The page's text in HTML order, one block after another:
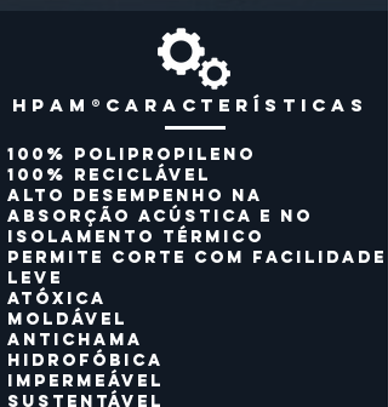
hpam®CARACTERÍSTICAS
100% polipropileno
100% reciclável
Alto desempenho na
absorção acústica e no
isolamento térmico
Permite corte com facilidade
Leve
Atóxica
Moldável
Antichama
Hidrofóbica
Impermeável
SUSTENTÁVEL